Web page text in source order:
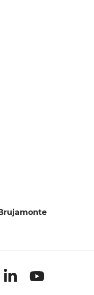
LinkedInYouTube